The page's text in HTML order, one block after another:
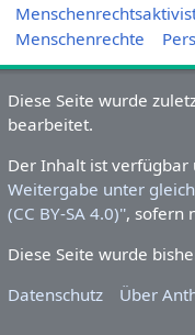
Menschenrechte
Diese Seite wurde
Juli 2023 um 22:56 Uhr
bearbeitet.
Der Inhalt ist verfügbar
Weitergabe unter
(CC BY-SA 4.0)'', sofern